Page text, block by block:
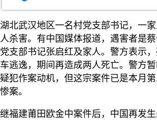
湖北武汉地区一名村党支部书记，一
人杀害。有中国媒体报道，遇害者是
党支部书记张启红及家人。警方表示
车逃逸，期间再造成两人死亡。警方
疑犯作案动机，但这宗案件已是本月第
惨案。
继福建莆田欧金中案件后，中国再发